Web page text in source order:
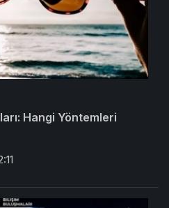
Hangi Yöntemleri